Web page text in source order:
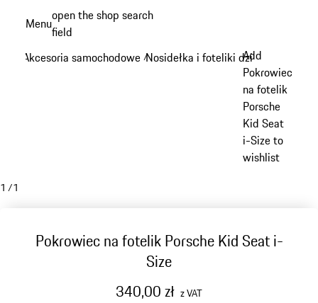
zawartości
Menuopen the shop search
field
Akcesoria samochodowe /Nosidełka i foteliki dziecięce
Add
Pokrowiec
na fotelik
Porsche
Kid Seat
i-Size to
wishlist
1 /1
Pokrowiec na fotelik Porsche Kid Seat i-
Size
340,00 zł z VAT